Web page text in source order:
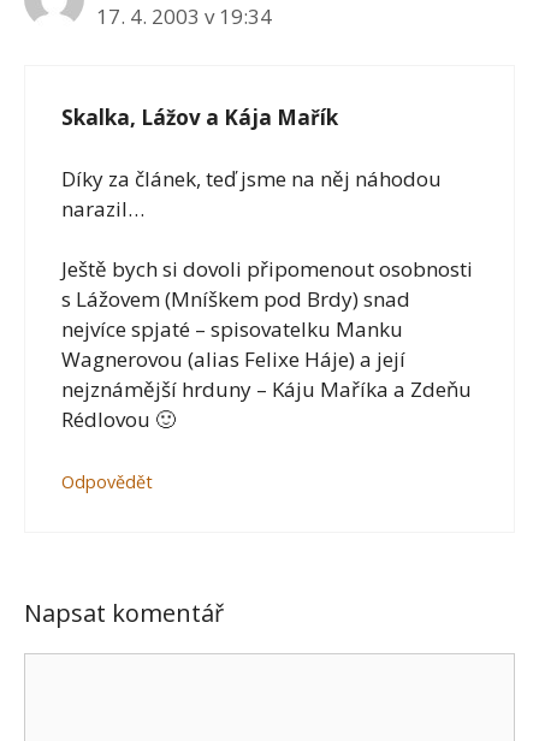
17. 4. 2003 v 19:34
Skalka, Lážov a Kája Mařík
Díky za článek, teď jsme na něj náhodou
narazil…
Ještě bych si dovoli připomenout osobnosti
s Lážovem (Mníškem pod Brdy) snad
nejvíce spjaté – spisovatelku Manku
Wagnerovou (alias Felixe Háje) a její
nejznámější hrduny – Káju Maříka a Zdeňu
Rédlovou 🙂
Odpovědět
Napsat komentář